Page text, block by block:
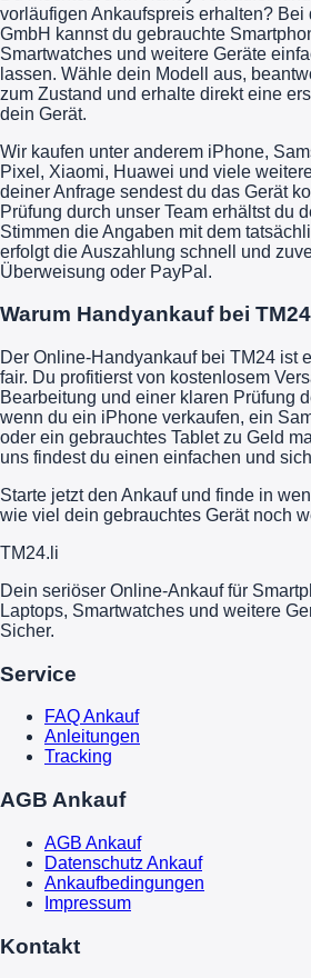
vorläufigen Ankaufspreis erhalten? Bei
GmbH kannst du gebrauchte
Smartwatches und weitere Geräte
lassen. Wähle dein Modell aus,
zum Zustand und erhalte direkt eine
dein Gerät.
Wir kaufen unter anderem iPhone,
Pixel, Xiaomi, Huawei und viele
deiner Anfrage sendest du das Gerät
Prüfung durch unser Team erhältst du
Stimmen die Angaben mit dem
erfolgt die Auszahlung schnell und
Überweisung oder PayPal.
Warum Handyankauf bei
Der Online-Handyankauf bei TM24 ist
fair. Du profitierst von kostenlosem
Bearbeitung und einer klaren Prüfung
wenn du ein iPhone verkaufen, ein
oder ein gebrauchtes Tablet zu Geld
uns findest du einen einfachen und
Starte jetzt den Ankauf und finde in
wie viel dein gebrauchtes Gerät noch
TM24.li
Dein seriöser Online-Ankauf für
Laptops, Smartwatches und weitere
Sicher.
Service
FAQ Ankauf
Anleitungen
Tracking
AGB Ankauf
AGB Ankauf
Datenschutz Ankauf
Ankaufbedingungen
Impressum
Kontakt